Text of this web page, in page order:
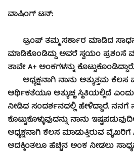
ವಾಷಿಂಗ್ ಟನ್:
ಟ್ರಂಪ್ ತಮ್ಮ ಸರ್ಕಾರ ಮಾಡಿದ
ಮಾಡಿಕೊಂಡಿದ್ದು ಅವರೆ ಸ್ವಯಂ ಪ್ರಶಂಸೆ
ತಾವೇ A+ ಅಂಕಗಳನ್ನು ಕೊಟ್ಟುಕೊಂಡಿದ್ದಾರೆ.
ಅಧ್ಯಕ್ಷನಾಗಿ ನಾನು ಅತ್ಯುತ್ತಮ ಕೆಲಸ
ಆರ್ಥಿಕತೆಯೂ ಅತ್ಯುಚ್ಚ ಸ್ಥಿತಿಯಲ್ಲಿದೆ
ನೀಡಿದ ಸಂದರ್ಶನದಲ್ಲಿ ಹೇಳಿದ್ದಾರೆ. ನನಗೆ
ಕೊಟ್ಟುಕೊಳ್ಳುವುದನ್ನು ನಾನು
ಅಧ್ಯಕ್ಷನಾಗಿ ಕೆಲಸ ಮಾಡುತ್ತಿರುವ ವೈಖರಿಗೆ
ಅದಕ್ಕಿಂತಲೂ ಹೆಚ್ಚಿನ ಅಂಕ ನೀಡಲು